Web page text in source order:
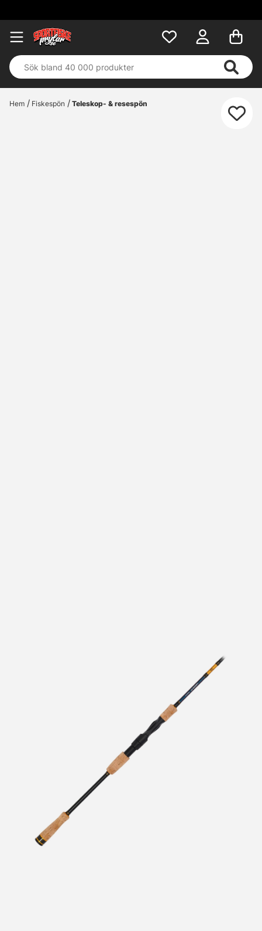
Hem Fiskespön Teleskop- & resespön